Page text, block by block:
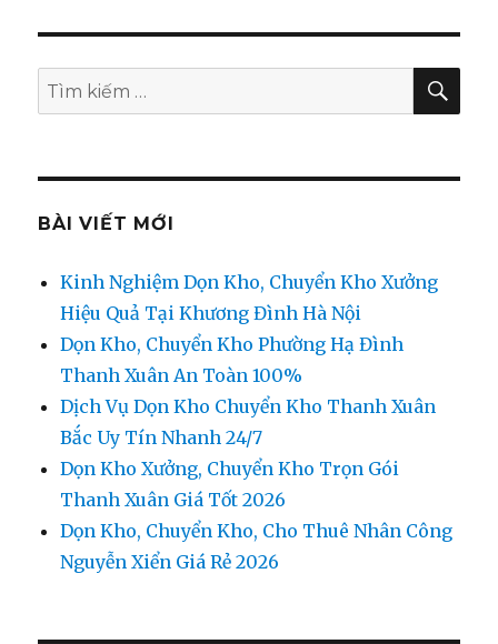
Tìm
kiếm:
TÌM
BÀI VIẾT MỚI
Kinh Nghiệm Dọn Kho, Chuyển Kho Xưởng
Hiệu Quả Tại Khương Đình Hà Nội
Dọn Kho, Chuyển Kho Phường Hạ Đình
Thanh Xuân An Toàn 100%
Dịch Vụ Dọn Kho Chuyển Kho Thanh Xuân
Bắc Uy Tín Nhanh 24/7
Dọn Kho Xưởng, Chuyển Kho Trọn Gói
Thanh Xuân Giá Tốt 2026
Dọn Kho, Chuyển Kho, Cho Thuê Nhân Công
Nguyễn Xiển Giá Rẻ 2026